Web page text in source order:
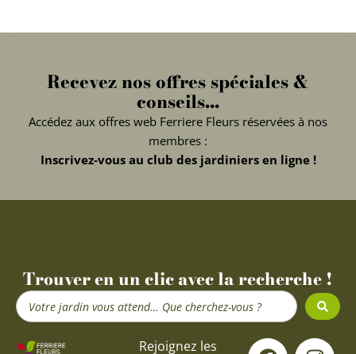
Recevez nos offres spéciales &
conseils...
Accédez aux offres web Ferriere Fleurs réservées à nos
membres :
Inscrivez-vous au club des jardiniers en ligne !
Trouver en un clic avec la recherche !
Search
...
Rejoignez les
F I
Y